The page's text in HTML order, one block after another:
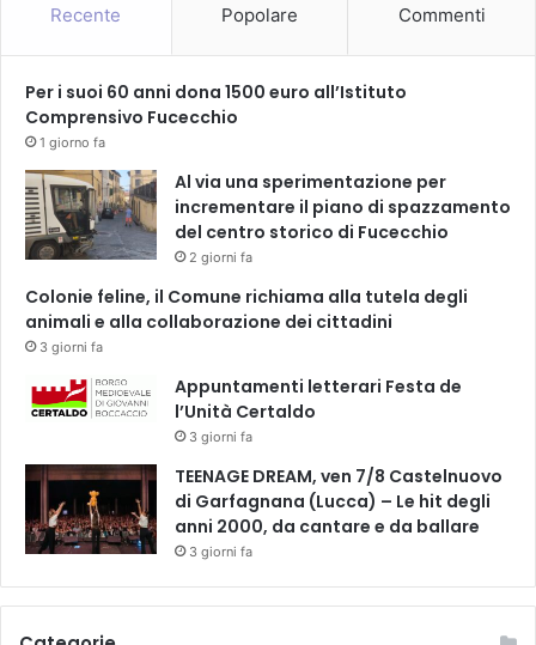
Recente Popolare Commenti
Per i suoi 60 anni dona 1500 euro all’Istituto
Comprensivo Fucecchio
1 giorno fa
Al via una sperimentazione per
incrementare il piano di spazzamento
del centro storico di Fucecchio
2 giorni fa
Colonie feline, il Comune richiama alla tutela degli
animali e alla collaborazione dei cittadini
3 giorni fa
Appuntamenti letterari Festa de
l’Unità Certaldo
3 giorni fa
TEENAGE DREAM, ven 7/8 Castelnuovo
di Garfagnana (Lucca) – Le hit degli
anni 2000, da cantare e da ballare
3 giorni fa